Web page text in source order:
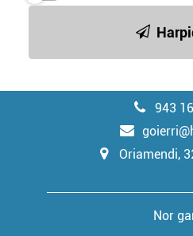
943
Oriamendi,
Nor